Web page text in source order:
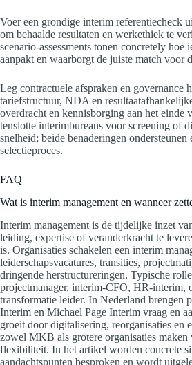
Voer een grondige interim referentiecheck
om behaalde resultaten en werkethiek te
scenario-assessments tonen concretely hoe
aanpakt en waarborgt de juiste match voor
Leg contractuele afspraken en governance
tariefstructuur, NDA en
overdracht en kennisborging aan het einde
tenslotte interimbureaus voor screening of
snelheid; beide benaderingen
selectieproces.
FAQ
Wat is interim management en wanneer
Interim management is de tijdelijke inzet
leiding, expertise of veranderkracht te
is. Organisaties schakelen een interim
leiderschapsvacatures, transities,
dringende herstructureringen. Typische
projectmanager, interim-CFO, HR-interim,
transformatie leider. In Nederland brengen
Interim en Michael Page Interim vraag en
groeit door digitalisering, reorganisaties en
zowel MKB als grotere organisaties maken
flexibiliteit. In het artikel worden concrete
aandachtspunten besproken en wordt